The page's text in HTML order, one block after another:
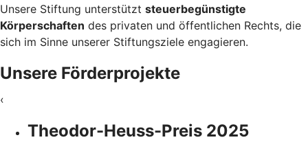
Unsere Stiftung unterstützt steuerbegünstigte
Körperschaften des privaten und öffentlichen Rechts, die
sich im Sinne unserer Stiftungsziele engagieren.
Unsere Förderprojekte
‹
Theodor-Heuss-Preis 2025